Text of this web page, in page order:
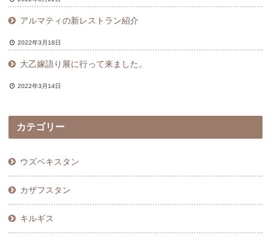
アルマティの新レストラン紹介
2022年3月18日
大乙嫁語り展に行って来ました。
2022年3月14日
カテゴリー
ウズベキスタン
カザフスタン
キルギス